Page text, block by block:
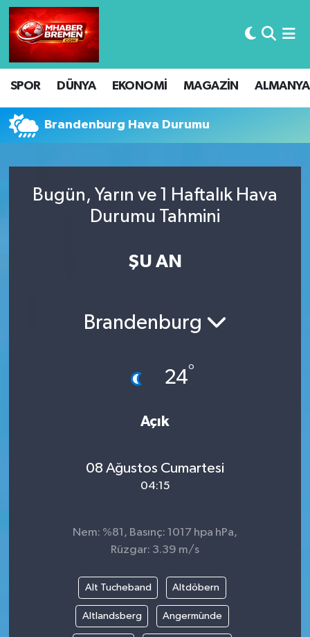
SPOR DÜNYA EKONOMİ MAGAZİN ALMANYA
Brandenburg Hava Durumu
Bugün, Yarın ve 1 Haftalık Hava
Durumu Tahmini
ŞU AN
Brandenburg
24°
Açık
08 Ağustos Cumartesi
04:15
Nem: %81, Basınç: 1017 hpa hPa,
Rüzgar: 3.39 m/s
Alt Tucheband Altdöbern
Altlandsberg Angermünde
Hava Durumu
Trafik Durumu
Süper Lig Puan Durumu ve Fikstür
Son Dakika Haberleri